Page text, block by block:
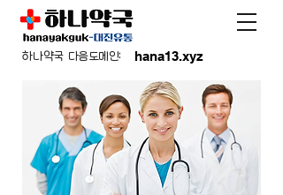
hana13.xyz
하나약국 다음도메인: